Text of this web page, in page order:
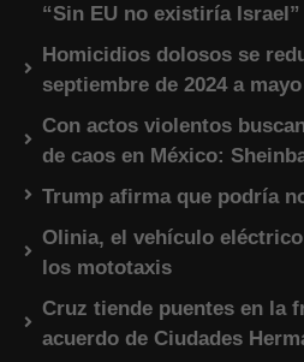
“Sin EU no existiría Israel”
Homicidios dolosos se
septiembre de 2024 a
Con actos violentos
de caos en México:
Trump afirma que podría
Olinia, el vehículo
los mototaxis
Cruz tiende puentes en la
acuerdo de Ciudades